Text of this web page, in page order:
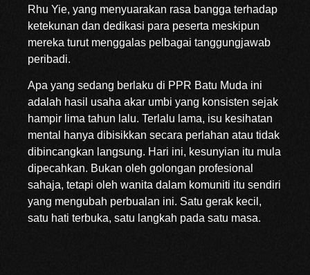
Rhu Yie, yang menyuarakan rasa bangga terhadap
ketekunan dan dedikasi para peserta meskipun
mereka turut menggalas pelbagai tanggungjawab
peribadi.
Apa yang sedang berlaku di PPR Batu Muda ini
adalah hasil usaha akar umbi yang konsisten sejak
hampir lima tahun lalu. Terlalu lama, isu kesihatan
mental hanya dibisikkan secara perlahan atau tidak
dibincangkan langsung. Hari ini, kesunyian itu mula
dipecahkan. Bukan oleh golongan profesional
sahaja, tetapi oleh wanita dalam komuniti itu sendiri
yang mengubah perbualan ini. Satu gerak kecil,
satu hati terbuka, satu langkah pada satu masa.